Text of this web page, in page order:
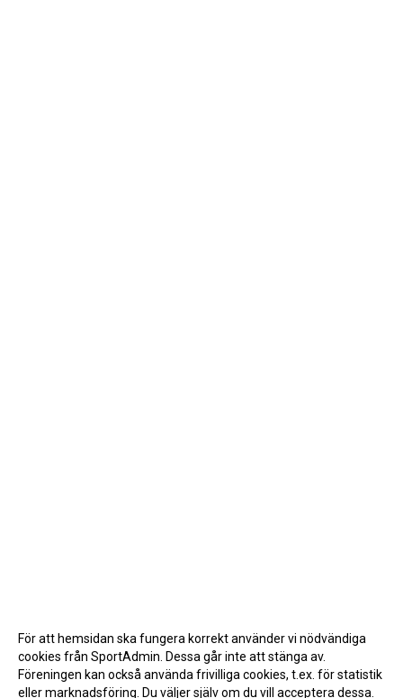
För att hemsidan ska fungera korrekt använder vi nödvändiga
cookies från SportAdmin. Dessa går inte att stänga av.
Föreningen kan också använda frivilliga cookies, t.ex. för statistik
eller marknadsföring. Du väljer själv om du vill acceptera dessa.